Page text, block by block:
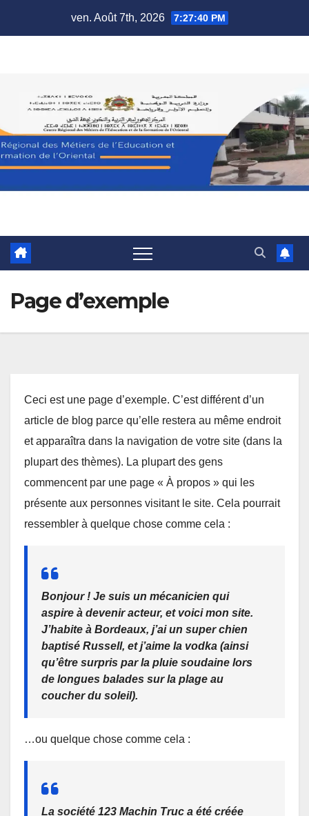
ven. Août 7th, 2026 7:27:40 PM
Page d’exemple
Ceci est une page d’exemple. C’est différent d’un
article de blog parce qu’elle restera au même endroit
et apparaîtra dans la navigation de votre site (dans la
plupart des thèmes). La plupart des gens
commencent par une page « À propos » qui les
présente aux personnes visitant le site. Cela pourrait
ressembler à quelque chose comme cela :
Bonjour ! Je suis un mécanicien qui
aspire à devenir acteur, et voici mon site.
J’habite à Bordeaux, j’ai un super chien
baptisé Russell, et j’aime la vodka (ainsi
qu’être surpris par la pluie soudaine lors
de longues balades sur la plage au
coucher du soleil).
…ou quelque chose comme cela :
La société 123 Machin Truc a été créée